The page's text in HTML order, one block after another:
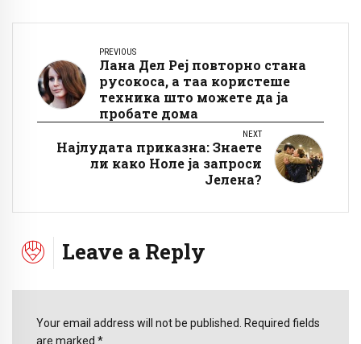
PREVIOUS
Лана Дел Реј повторно стана
русокоса, а таа користеше
техника што можете да ја
пробате дома
NEXT
Најлудата приказна: Знаете
ли како Ноле ја запроси
Јелена?
Leave a Reply
Your email address will not be published. Required fields
are marked *